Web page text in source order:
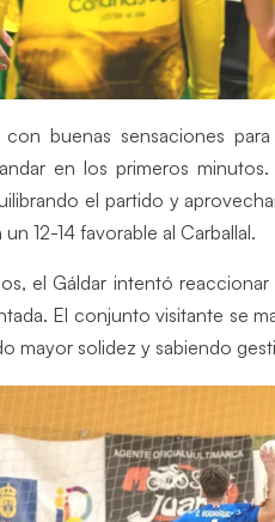
buenas sensaciones
en los primeros
el partido y
12-14 favorable al Carballal.
el Gáldar intentó
El conjunto visitante se
mayor solidez y sabiendo